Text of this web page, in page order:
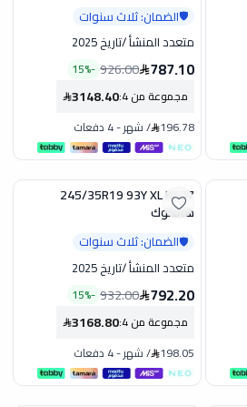
🛡️الضمان: ثلاث سنوات
متعدد المنشأ/تاريخ 2025
787.10
926.00
-
15%
مجموعة من 4 :
3148.40
196.78
/شهر-4 دفعات
245/35R19 93Y XL K137
هانكوك
🛡️الضمان: ثلاث سنوات
متعدد المنشأ/تاريخ 2025
792.20
932.00
-
15%
مجموعة من 4 :
3168.80
198.05
/شهر-4 دفعات